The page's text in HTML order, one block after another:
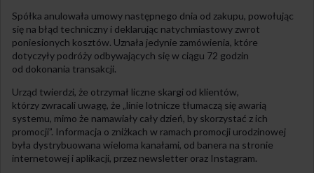
Spółka anulowała umowy następnego dnia od zakupu, powołując
się na błąd techniczny i deklarując natychmiastowy zwrot
poniesionych kosztów. Uznała jedynie zamówienia, które
dotyczyły podróży odbywających się w ciągu 72 godzin
od dokonania transakcji.
Urząd twierdzi, że otrzymał liczne skargi od klientów,
którzy zwracali uwagę, że „linie lotnicze tłumaczą się awarią
systemu, mimo że namawiały cały dzień, by skorzystać z ich
promocji”. Informacja o zniżkach w ramach promocji urodzinowej
była dystrybuowana wieloma kanałami, od banera na stronie
internetowej i aplikacji, przez newsletter oraz Instagram.